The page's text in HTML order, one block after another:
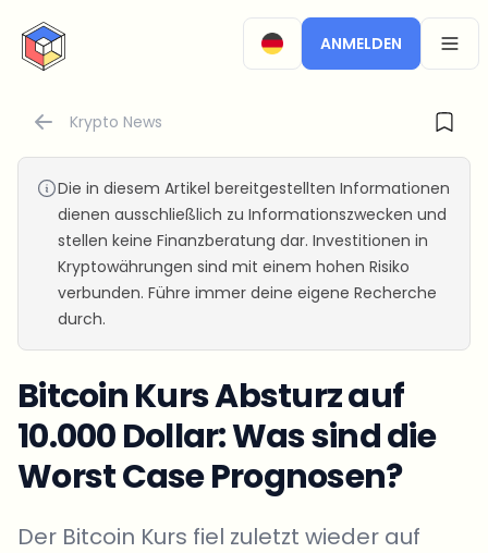
CryptoTicker
ANMELDEN
Krypto News
Die in diesem Artikel bereitgestellten Informationen
dienen ausschließlich zu Informationszwecken und
stellen keine Finanzberatung dar. Investitionen in
Kryptowährungen sind mit einem hohen Risiko
verbunden. Führe immer deine eigene Recherche
durch.
Bitcoin Kurs Absturz auf
10.000 Dollar: Was sind die
Worst Case Prognosen?
Der Bitcoin Kurs fiel zuletzt wieder auf